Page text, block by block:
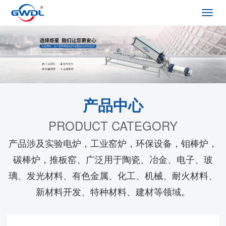
产品中心
PRODUCT CATEGORY
产品涉及实验电炉，工业窑炉，环保设备，钼棒炉，
碳棒炉，推板窑、广泛用于陶瓷、冶金、电子、玻
璃、发光材料、有色金属、化工、机械、耐火材料、
新材料开发、特种材料、建材等领域。